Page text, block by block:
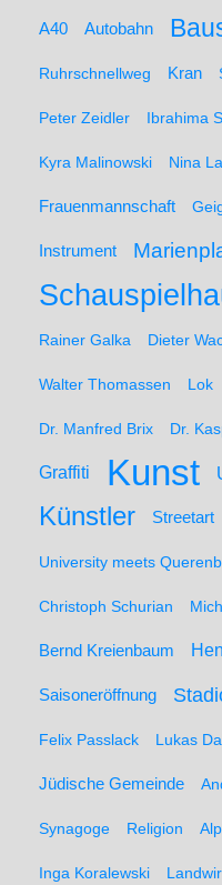
A40 Autobahn
Ruhrschnellweg Kran
Peter Zeidler Ibrahima
Kyra Malinowski Nina
Frauenmannschaft
Instrument
Rainer Galka Dieter
Walter Thomassen Lok
Dr. Manfred Brix Dr.
Graffiti Kunst
Künstler Streetart
University meets
Christoph Schurian
Bernd Kreienbaum
Saisoneröffnung
Felix Passlack Lukas
Jüdische Gemeinde
Synagoge Religion
Inga Koralewski